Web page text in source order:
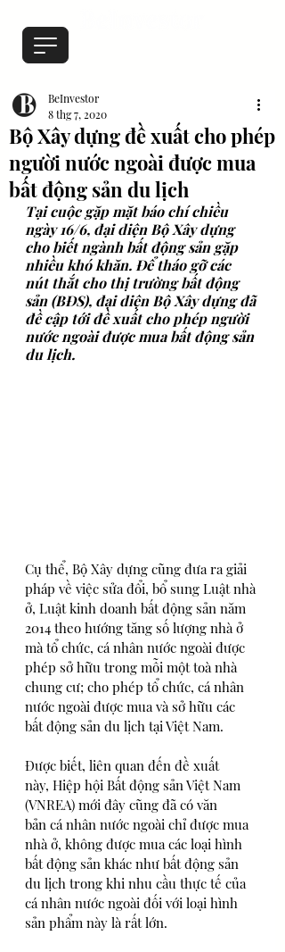
Bộ Xây dựng đề xuất cho phép
người nước ngoài được mua
bất động sản du lịch
BeInvestor
8 thg 7, 2020
Tại cuộc gặp mặt báo chí chiều
ngày 16/6, đại diện Bộ Xây dựng
cho biết ngành bất động sản gặp
nhiều khó khăn. Để tháo gỡ các
nút thắt cho thị trường bất động
sản (BĐS), đại diện Bộ Xây dựng đã
đề cập tới đề xuất cho phép người
nước ngoài được mua bất động sản
du lịch.
Cụ thể, Bộ Xây dựng cũng đưa ra giải
pháp về việc sửa đổi, bổ sung Luật nhà
ở, Luật kinh doanh bất động sản năm
2014 theo hướng tăng số lượng nhà ở
mà tổ chức, cá nhân nước ngoài được
phép sở hữu trong mỗi một toà nhà
chung cư; cho phép tổ chức, cá nhân
nước ngoài được mua và sở hữu các
bất động sản du lịch tại Việt Nam.
Được biết, liên quan đến đề xuất
này, Hiệp hội Bất động sản Việt Nam
(VNREA) mới đây cũng đã có văn
bản cá nhân nước ngoài chỉ được mua
nhà ở, không được mua các loại hình
bất động sản khác như bất động sản
du lịch trong khi nhu cầu thực tế của
cá nhân nước ngoài đối với loại hình
sản phẩm này là rất lớn.